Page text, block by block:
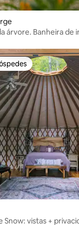
árvore. Banheira de
Snow: vistas +